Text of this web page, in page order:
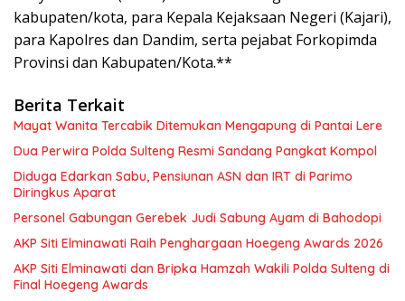
kabupaten/kota, para Kepala Kejaksaan Negeri (Kajari),
para Kapolres dan Dandim, serta pejabat Forkopimda
Provinsi dan Kabupaten/Kota.**
Berita Terkait
Mayat Wanita Tercabik Ditemukan Mengapung di Pantai Lere
Dua Perwira Polda Sulteng Resmi Sandang Pangkat Kompol
Diduga Edarkan Sabu, Pensiunan ASN dan IRT di Parimo
Diringkus Aparat
Personel Gabungan Gerebek Judi Sabung Ayam di Bahodopi
AKP Siti Elminawati Raih Penghargaan Hoegeng Awards 2026
AKP Siti Elminawati dan Bripka Hamzah Wakili Polda Sulteng di
Final Hoegeng Awards